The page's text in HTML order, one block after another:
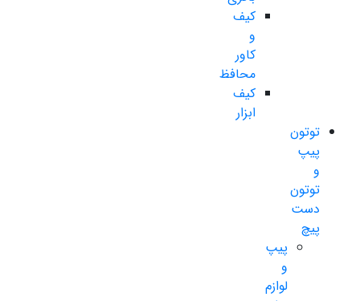
کیف
و
کاور
محافظ
کیف
ابزار
توتون
پیپ
و
توتون
دست
پیچ
پیپ
و
لوازم